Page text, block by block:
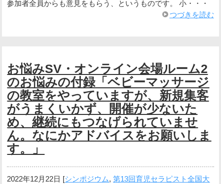
参加者全員からも意見をもらう、というものです。 小・・・
つづきを読む
お悩みSV・オンライン会場ルーム2
のお悩みの付録「ベビーマッサージ
の教室をやっていますが、新規集客
がうまくいかず、開催が少ないた
め、継続にもつなげられていませ
ん。なにかアドバイスをお願いしま
す。」
2022年12月22日 [シンポジウム,第13回育児セラピスト全国大